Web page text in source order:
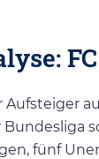
Aufsteiger
Bundesliga
fünf